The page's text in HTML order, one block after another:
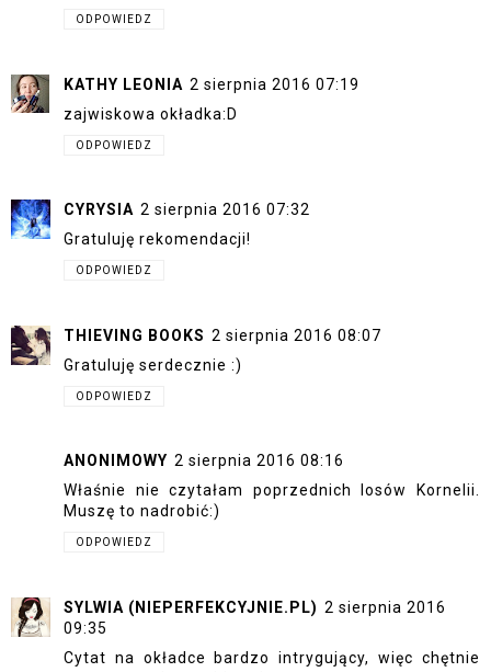
ODPOWIEDZ
KATHY LEONIA 2 sierpnia 2016 07:19
zajwiskowa okładka:D
ODPOWIEDZ
CYRYSIA 2 sierpnia 2016 07:32
Gratuluję rekomendacji!
ODPOWIEDZ
THIEVING BOOKS 2 sierpnia 2016 08:07
Gratuluję serdecznie :)
ODPOWIEDZ
ANONIMOWY 2 sierpnia 2016 08:16
Właśnie nie czytałam poprzednich losów Kornelii.
Muszę to nadrobić:)
ODPOWIEDZ
SYLWIA (NIEPERFEKCYJNIE.PL) 2 sierpnia 2016
09:35
Cytat na okładce bardzo intrygujący, więc chętnie